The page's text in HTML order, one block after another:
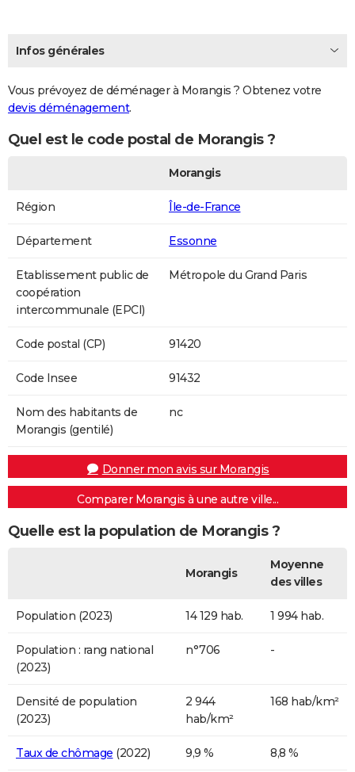
Infos générales
Vous prévoyez de déménager à Morangis ? Obtenez votre
devis déménagement.
Quel est le code postal de Morangis ?
Morangis
Région Île-de-France
Département Essonne
Etablissement public de
coopération
intercommunale (EPCI)
Métropole du Grand Paris
Code postal (CP) 91420
Code Insee 91432
Nom des habitants de
Morangis (gentilé)
nc
Donner mon avis sur Morangis
Comparer Morangis à une autre ville...
Quelle est la population de Morangis ?
Morangis
Moyenne
des villes
Population (2023) 14 129 hab. 1 994 hab.
Population : rang national
(2023)
n°706 -
Densité de population
(2023)
2 944
hab/km²
168 hab/km²
Taux de chômage (2022) 9,9 % 8,8 %